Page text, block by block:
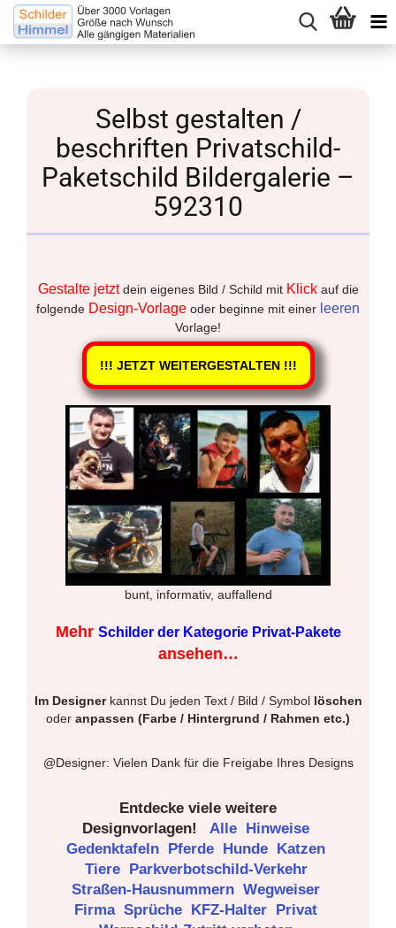
Selbst gestalten /
beschriften Privatschild-
Paketschild Bildergalerie –
592310
Gestalte jetztdein eigenes Bild / Schild mit Klickauf die
folgende Design-Vorlage oder beginne mit einer leeren
Vorlage!
!!! JETZT WEITERGESTALTEN !!!
bunt, informativ, auffallend
Mehr Schilder der Kategorie Privat-Pakete
ansehen…
Im Designerkannst Du jeden Text / Bild / Symbol löschen
oder anpassen (Farbe / Hintergrund / Rahmen etc.)
@Designer: Vielen Dank für die Freigabe Ihres Designs
Entdecke viele weitere
Designvorlagen!
Alle Hinweise
Gedenktafeln Pferde Hunde Katzen
Tiere Parkverbotschild-Verkehr
Straßen-Hausnummern Wegweiser
Firma Sprüche KFZ-Halter Privat